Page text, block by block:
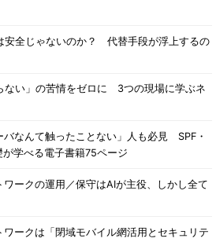
ルゴリズムを選定するプ
NIST）によって、1997年
れた。日本から
（NTT）などがエン
が、1999年8月、最終候
安全じゃないのか？ 代替手段が浮上するの
ない」の苦情をゼロに 3つの現場に学ぶネ
バなんて触ったことない」人も必見 SPF・
が学べる電子書籍75ページ
ワークの運用／保守はAIが主役、しかし全て
ワークは「閉域モバイル網活用とセキュリテ